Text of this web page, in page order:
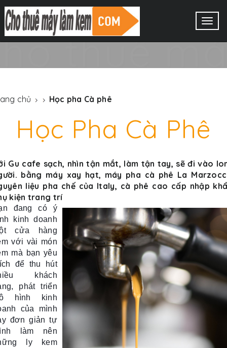
BẠN CẦN HỖ TRỢ LÀM
KEM TƯƠI ?
VUAKEM luôn
đồng hành cùng
bạn
XEM THÊM
chủ Học pha Cà phê
Học Pha Cà Phê
Gu cafe sạch, nhìn tận mắt, làm tận tay, sẽ đi vào
bằng máy xay hạt, máy pha cà phê La
liệu pha chế của Italy, cà phê cao cấp nhập
kiện trang trí
đang có ý
kinh doanh
cửa hàng
với vài món
mà bạn yêu
để thu hút
khách
phát triển
hình kinh
của mình
đơn giản tự
làm nên
ly kem